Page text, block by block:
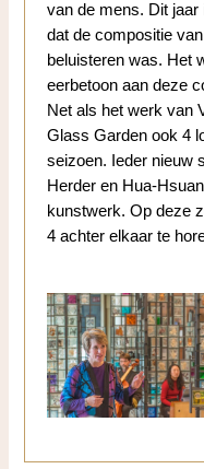
van de mens. Dit jaar
dat de compositie
beluisteren was. Het
eerbetoon aan deze
Net als het werk van
Glass Garden ook 4
seizoen. Ieder nieuw
Herder en Hua-
kunstwerk. Op deze
4 achter elkaar te